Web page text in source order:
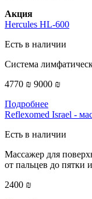
Акция
Hercules HL-600
Есть в наличии
Система
4770 ₪ 9000 ₪
Подробнее
Reflexomed Israel -
Есть в наличии
Массажер для
от пальцев до пятки
2400 ₪